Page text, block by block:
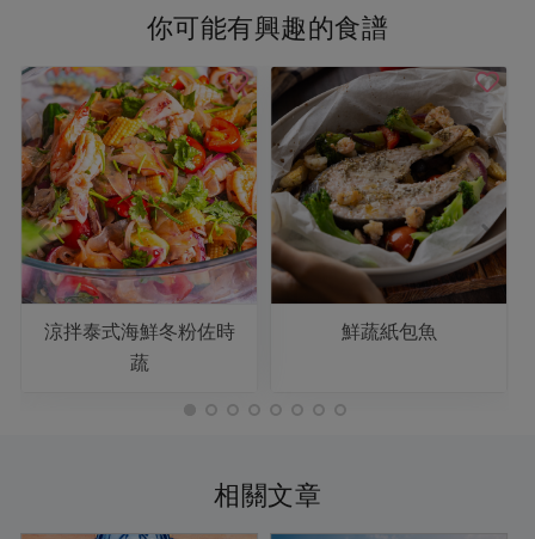
你可能有興趣的食譜
涼拌泰式海鮮冬粉佐時
蔬
鮮蔬紙包魚
相關文章